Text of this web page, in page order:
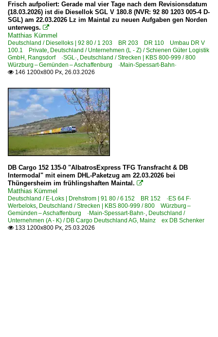
Frisch aufpoliert: Gerade mal vier Tage nach dem Revisionsdatum
(18.03.2026) ist die Diesellok SGL V 180.8 (NVR: 92 80 1203 005-4 D-
SGL) am 22.03.2026 Lz im Maintal zu neuen Aufgaben gen Norden
unterwegs. 
Matthias Kümmel
Deutschland / Dieselloks | 92 80 / 1 203 BR 203 DR 110 Umbau DR V
100.1 Private, Deutschland / Unternehmen (L - Z) / Schienen Güter Logistik
GmbH, Rangsdorf ·SGL·, Deutschland / Strecken | KBS 800-999 / 800
Würzburg – Gemünden – Aschaffenburg ·Main-Spessart-Bahn·
 146 1200x800 Px, 26.03.2026
DB Cargo 152 135-0 "AlbatrosExpress TFG Transfracht & DB
Intermodal" mit einem DHL-Paketzug am 22.03.2026 bei
Thüngersheim im frühlingshaften Maintal. 
Matthias Kümmel
Deutschland / E-Loks | Drehstrom | 91 80 / 6 152 BR 152 ·ES 64 F·
Werbeloks, Deutschland / Strecken | KBS 800-999 / 800 Würzburg –
Gemünden – Aschaffenburg ·Main-Spessart-Bahn·, Deutschland /
Unternehmen (A - K) / DB Cargo Deutschland AG, Mainz ex DB Schenker
 133 1200x800 Px, 25.03.2026